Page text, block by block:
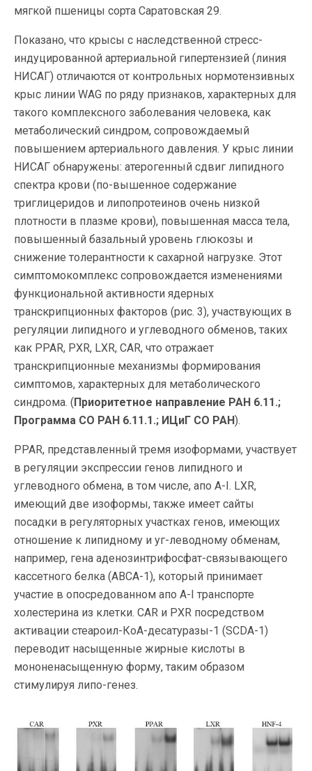
мягкой пшеницы сорта Саратовская 29.
Показано, что крысы с наследственной стресс-
индуцированной артериальной гипертензией (линия
НИСАГ) отличаются от контрольных нормотензивных
крыс линии WAG по ряду признаков, характерных для
такого комплексного заболевания человека, как
метаболический синдром, сопровождаемый
повышением артериального давления. У крыс линии
НИСАГ обнаружены: атерогенный сдвиг липидного
спектра крови (по-вышенное содержание
триглицеридов и липопротеинов очень низкой
плотности в плазме крови), повышенная масса тела,
повышенный базальный уровень глюкозы и
снижение толерантности к сахарной нагрузке. Этот
симптомокомплекс сопровождается изменениями
функциональной активности ядерных
транскрипционных факторов (рис. 3), участвующих в
регуляции липидного и углеводного обменов, таких
как PPAR, PXR, LXR, CAR, что отражает
транскрипционные механизмы формирования
симптомов, характерных для метаболического
синдрома. (Приоритетное направление РАН 6.11.;
Программа СО РАН 6.11.1.; ИЦиГ СО РАН).
PPAR, представленный тремя изоформами, участвует
в регуляции экспрессии генов липидного и
углеводного обмена, в том числе, апо А-I. LXR,
имеющий две изоформы, также имеет сайты
посадки в регуляторных участках генов, имеющих
отношение к липидному и уг-леводному обменам,
например, гена аденозинтрифосфат-связывающего
кассетного белка (ABCA-1), который принимает
участие в опосредованном апо А-I транспорте
холестерина из клетки. CAR и PXR посредством
активации стеароил-КоА-десатуразы-1 (SCDA-1)
переводит насыщенные жирные кислоты в
мононенасыщенную форму, таким образом
стимулируя липо-генез.